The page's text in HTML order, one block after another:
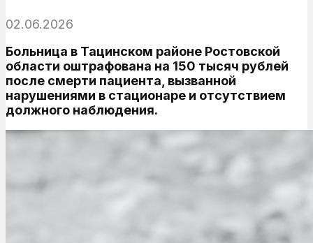
02.06.2026
Больница в Тацинском районе Ростовской
области оштрафована на 150 тысяч рублей
после смерти пациента, вызванной
нарушениями в стационаре и отсутствием
должного наблюдения.